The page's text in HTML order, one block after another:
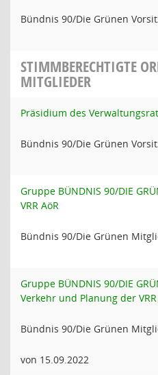
Bündnis 90/Die Grünen
STIMMBERECHTIGTE
MITGLIEDER
Präsidium des
Bündnis 90/Die Grünen
Gruppe BÜNDNIS 90/DIE
VRR AöR
Bündnis 90/Die Grünen
Gruppe BÜNDNIS 90/DIE
Verkehr und Planung der VRR
Bündnis 90/Die Grünen
von 15.09.2022